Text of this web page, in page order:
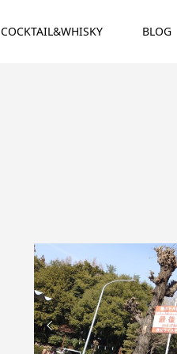
COCKTAIL&WHISKY BLOG
